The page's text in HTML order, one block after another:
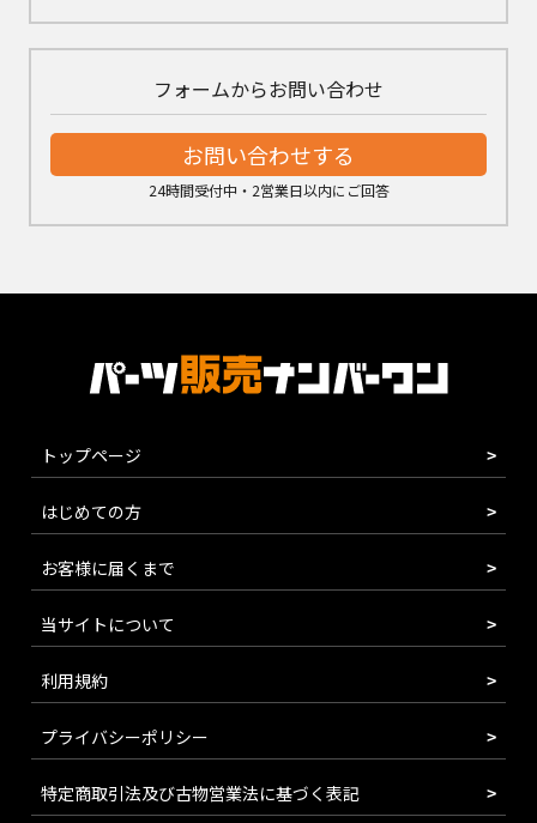
フォームからお問い合わせ
お問い合わせする
24時間受付中・2営業日以内にご回答
トップページ
はじめての方
お客様に届くまで
当サイトについて
利用規約
プライバシーポリシー
特定商取引法及び古物営業法に基づく表記